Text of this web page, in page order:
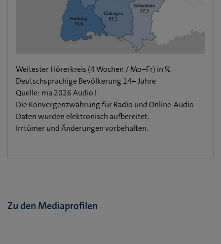
Weitester Hörerkreis (4 Wochen / Mo–Fr) in %
Deutschsprachige Bevölkerung 14+ Jahre
Quelle: ma 2026 Audio I
Die Konvergenzwährung für Radio und Online-Audio
Daten wurden elektronisch aufbereitet.
Irrtümer und Änderungen vorbehalten.
Zu den Mediaprofilen